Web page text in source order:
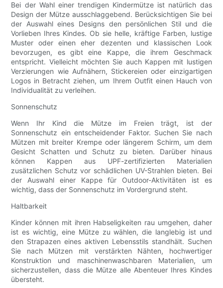
Bei der Wahl einer trendigen Kindermütze ist natürlich das
Design der Mütze ausschlaggebend. Berücksichtigen Sie bei
der Auswahl eines Designs den persönlichen Stil und die
Vorlieben Ihres Kindes. Ob sie helle, kräftige Farben, lustige
Muster oder einen eher dezenten und klassischen Look
bevorzugen, es gibt eine Kappe, die ihrem Geschmack
entspricht. Vielleicht möchten Sie auch Kappen mit lustigen
Verzierungen wie Aufnähern, Stickereien oder einzigartigen
Logos in Betracht ziehen, um Ihrem Outfit einen Hauch von
Individualität zu verleihen.
Sonnenschutz
Wenn Ihr Kind die Mütze im Freien trägt, ist der
Sonnenschutz ein entscheidender Faktor. Suchen Sie nach
Mützen mit breiter Krempe oder längerem Schirm, um dem
Gesicht Schatten und Schutz zu bieten. Darüber hinaus
können Kappen aus UPF-zertifizierten Materialien
zusätzlichen Schutz vor schädlichen UV-Strahlen bieten. Bei
der Auswahl einer Kappe für Outdoor-Aktivitäten ist es
wichtig, dass der Sonnenschutz im Vordergrund steht.
Haltbarkeit
Kinder können mit ihren Habseligkeiten rau umgehen, daher
ist es wichtig, eine Mütze zu wählen, die langlebig ist und
den Strapazen eines aktiven Lebensstils standhält. Suchen
Sie nach Mützen mit verstärkten Nähten, hochwertiger
Konstruktion und maschinenwaschbaren Materialien, um
sicherzustellen, dass die Mütze alle Abenteuer Ihres Kindes
übersteht.